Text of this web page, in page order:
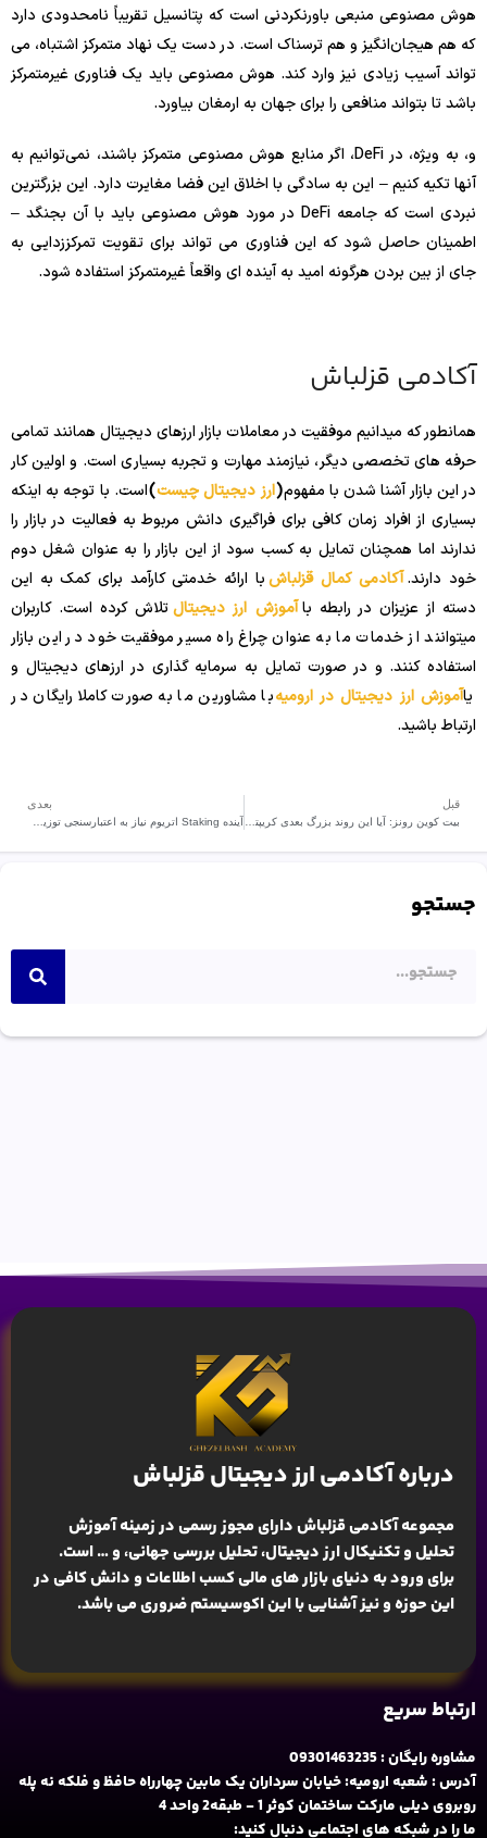
هوش مصنوعی منبعی باورنکردنی است که پتانسیل تقریباً نامحدودی دارد
که هم هیجان‌انگیز و هم ترسناک است. در دست یک نهاد متمرکز اشتباه، می
تواند آسیب زیادی نیز وارد کند. هوش مصنوعی باید یک فناوری غیرمتمرکز
باشد تا بتواند منافعی را برای جهان به ارمغان بیاورد.
و، به ویژه، در DeFi، اگر منابع هوش مصنوعی متمرکز باشند، نمی‌توانیم به
آنها تکیه کنیم – این به سادگی با اخلاق این فضا مغایرت دارد. این بزرگترین
نبردی است که جامعه DeFi در مورد هوش مصنوعی باید با آن بجنگد –
اطمینان حاصل شود که این فناوری می تواند برای تقویت تمرکززدایی به
جای از بین بردن هرگونه امید به آینده ای واقعاً غیرمتمرکز استفاده شود.
آکادمی قزلباش
همانطور که میدانیم موفقیت در معاملات بازار ارزهای دیجیتال همانند تمامی
حرفه های تخصصی دیگر، نیازمند مهارت و تجربه بسیاری است. و اولین کار
در این بازار آشنا شدن با مفهوم(ارز دیجیتال چیست)است. با توجه به اینکه
بسیاری از افراد زمان کافی برای فراگیری دانش مربوط به فعالیت در بازار را
ندارند اما همچنان تمایل به کسب سود از این بازار را به عنوان شغل دوم
خود دارند.آکادمی کمال قزلباشبا ارائه خدمتی کارآمد برای کمک به این
دسته از عزیزان در رابطه باآموزش ارز دیجیتالتلاش کرده است. کاربران
میتوانند از خدمات ما به عنوان چراغ راه مسیر موفقیت خود در این بازار
استفاده کنند. و در صورت تمایل به سرمایه گذاری در ارزهای دیجیتال و
یاآموزش ارز دیجیتال در ارومیهبا مشاورین ما به صورت کاملا رایگان در
ارتباط باشید.
قبل بعدی
جستجو
درباره آکادمی ارز دیجیتال قزلباش
مجموعه آکادمی قزلباش دارای مجوز رسمی در زمینهآموزش
تحلیل و تکنیکال ارز دیجیتال، تحلیل بررسی جهانی، و … است.
برای ورود به دنیای بازار های مالی کسب اطلاعات و دانش کافی در
این حوزه و نیز آشنایی با این اکوسیستم ضروری می باشد.
ارتباط سریع
مشاوره رایگان : 09301463235
آدرس : شعبه ارومیه: خیابان سرداران یک مابین چهارراه حافظ و فلکه نه پله
روبروی دیلی مارکت ساختمان کوثر 1 - طبقه2 واحد 4
ما را در شبکه های اجتماعی دنبال کنید: